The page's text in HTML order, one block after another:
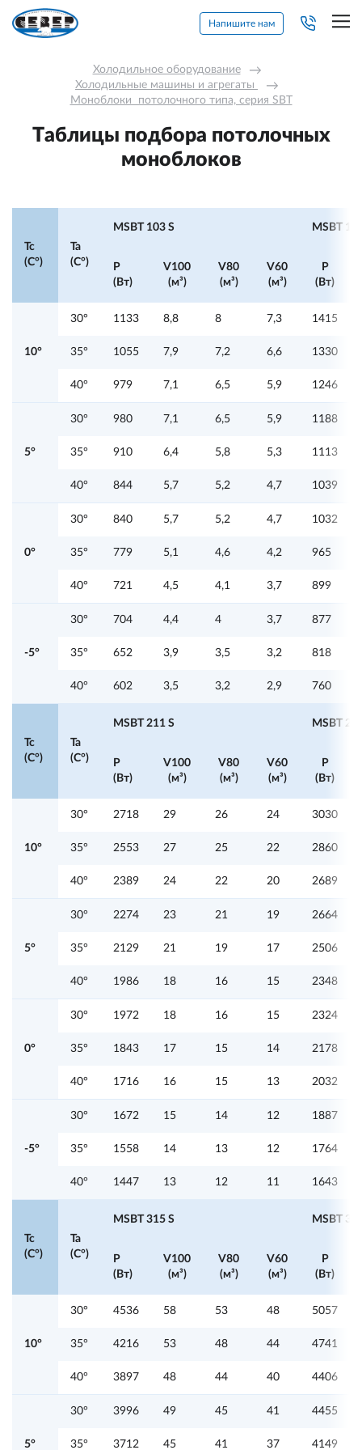
Напишите нам
Холодильное оборудование →
Холодильные машины и агрегаты →
Моноблоки  потолочного типа, серия SBT
Таблицы подбора потолочных
моноблоков
Tc
(C°)
Ta
(C°)
MSBT 103 S MSBT
P
(Вт)
V100
(м³)
V80
(м³)
V60
(м³)
P
(Вт)
10°
30° 1133 8,8 8 7,3 1415
35° 1055 7,9 7,2 6,6 1330
40° 979 7,1 6,5 5,9 1246
5°
30° 980 7,1 6,5 5,9 1188
35° 910 6,4 5,8 5,3 1113
40° 844 5,7 5,2 4,7 1039
0°
30° 840 5,7 5,2 4,7 1032
35° 779 5,1 4,6 4,2 965
40° 721 4,5 4,1 3,7 899
-5°
30° 704 4,4 4 3,7 877
35° 652 3,9 3,5 3,2 818
40° 602 3,5 3,2 2,9 760
Tc
(C°)
Ta
(C°)
MSBT 211 S MSBT
P
(Вт)
V100
(м³)
V80
(м³)
V60
(м³)
P
(Вт)
10°
30° 2718 29 26 24 3030
35° 2553 27 25 22 2860
40° 2389 24 22 20 2689
5°
30° 2274 23 21 19 2664
35° 2129 21 19 17 2506
40° 1986 18 16 15 2348
0°
30° 1972 18 16 15 2324
35° 1843 17 15 14 2178
40° 1716 16 15 13 2032
-5°
30° 1672 15 14 12 1887
35° 1558 14 13 12 1764
40° 1447 13 12 11 1643
Tc
(C°)
Ta
(C°)
MSBT 315 S MSBT
P
(Вт)
V100
(м³)
V80
(м³)
V60
(м³)
P
(Вт)
10°
30° 4536 58 53 48 5057
35° 4216 53 48 44 4741
40° 3897 48 44 40 4406
5°
30° 3996 49 45 41 4455
35° 3712 45 41 37 4149